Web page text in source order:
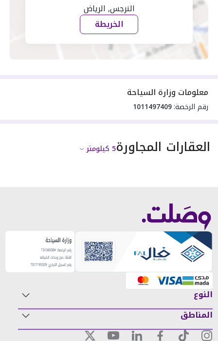
النرجس, الرياض
الخريطة
معلومات وزارة السياحة
رقم الرخصة:1011497409
العقارات المجاورة5 كيلومتر
النوع
المناطق